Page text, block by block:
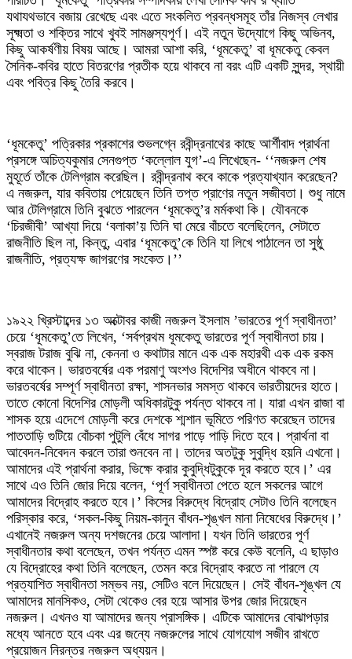
যথাযথভাবে বজায় রেখেছে এবং এতে সংকলিত প্রবন্ধসমূহ তাঁর নিজস্ব লেখার
সূক্ষ্মতা ও শক্তির সাথে খুবই সামঞ্জস্যপূর্ণ। এই নতুন উদ্যোগে কিছু অভিনব,
কিছু আকর্ষণীয় বিষয় আছে। আমরা আশা করি, ‘ধূমকেতু’ বা ধূমকেতু কেবল
সৈনিক-কবির হাতে বিতরণের প্রতীক হয়ে থাকবে না বরং এটি একটি সুন্দর, স্থায়ী
এবং পবিত্র কিছু তৈরি করবে।
‘ধূমকেতু’ পত্রিকার প্রকাশের শুভলগ্নে রবীন্দ্রনাথের কাছে আর্শীবাদ প্রার্থনা
প্রসঙ্গে অচিত্যকুমার সেনগুপ্ত ‘কল্লোল যুগ’-এ লিখেছেন- ‘‘নজরুল শেষ
মুহূর্তে তাঁকে টেলিগ্রাম করেছিল। রবীন্দ্রনাথ কবে কাকে প্রত্যাখ্যান করেছেন?
এ নজরুল, যার কবিতায় পেয়েছেন তিনি তপ্ত প্রাণের নতুন সজীবতা। শুধু নামে
আর টেলিগ্রামে তিনি বুঝতে পারলেন ‘ধূমকেতু’র মর্মকথা কি। যৌবনকে
‘চিরজীবী’ আখ্যা দিয়ে ‘বলাকা’য় তিনি ঘা মেরে বাঁচতে বলেছিলেন, সেটাতে
রাজনীতি ছিল না, কিন্তু, এবার ‘ধূমকেতু’কে তিনি যা লিখে পাঠালেন তা সুষ্ঠু
রাজনীতি, প্রত্যক্ষ জাগরণের সংকেত।’’
১৯২২ খ্রিস্টাব্দের ১৩ অক্টোবর কাজী নজরুল ইসলাম ’ভারতের পূর্ণ স্বাধীনতা’
চেয়ে ‘ধূমকেতু’তে লিখেন, ‘সর্বপ্রথম ধূমকেতু ভারতের পূর্ণ স্বাধীনতা চায়।
স্বরাজ টরাজ বুঝি না, কেননা ও কথাটার মানে এক এক মহারথী এক এক রকম
করে থাকেন। ভারতবর্ষের এক পরমাণু অংশও বিদেশির অধীনে থাকবে না।
ভারতবর্ষের সম্পূর্ণ স্বাধীনতা রক্ষা, শাসনভার সমস্ত থাকবে ভারতীয়দের হাতে।
তাতে কোনো বিদেশির মোড়লী অধিকারটুকু পর্যন্ত থাকবে না। যারা এখন রাজা বা
শাসক হয়ে এদেশে মোড়লী করে দেশকে শ্মশান ভূমিতে পরিণত করেছেন তাদের
পাততাড়ি গুটিয়ে বোঁচকা পুটুলি বেঁধে সাগর পাড়ে পাড়ি দিতে হবে। প্রার্থনা বা
আবেদন-নিবেদন করলে তারা শুনবেন না। তাদের অতটুকু সুবুদ্ধি হয়নি এখনো।
আমাদের এই প্রার্থনা করার, ভিক্ষে করার কুবুদ্ধিটুকুকে দূর করতে হবে।’ এর
সাথে এও তিনি জোর দিয়ে বলেন, ‘পূর্ণ স্বাধীনতা পেতে হলে সকলের আগে
আমাদের বিদ্রোহ করতে হবে।’ কিসের বিরুদ্ধে বিদ্রোহ সেটাও তিনি বলেছেন
পরিস্কার করে, ‘সকল-কিছু নিয়ম-কানুন বাঁধন-শৃঙ্খল মানা নিষেধের বিরুদ্ধে।’
এখানেই নজরুল অন্য দশজনের চেয়ে আলাদা। যখন তিনি ভারতের পূর্ণ
স্বাধীনতার কথা বলেছেন, তখন পর্যন্ত এমন স্পষ্ট করে কেউ বলেনি, এ ছাড়াও
যে বিদ্রোহের কথা তিনি বলেছেন, তেমন করে বিদ্রোহ করতে না পারলে যে
প্রত্যাশিত স্বাধীনতা সম্ভব নয়, সেটিও বলে দিয়েছেন। সেই বাঁধন-শৃঙ্খল যে
আমাদের মানসিকও, সেটা থেকেও বের হয়ে আসার উপর জোর দিয়েছেন
নজরুল। এখনও যা আমাদের জন্য প্রাসঙ্গিক। এটিকে আমাদের বোঝাপড়ার
মধ্যে আনতে হবে এবং এর জন্যে নজরুলের সাথে যোগযোগ সজীব রাখতে
প্রয়োজন নিরন্তর নজরুল অধ্যয়ন।